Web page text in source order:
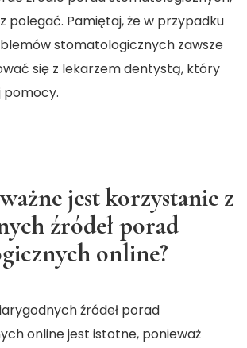
polegać. Pamiętaj, że w przypadku
stomatologicznych zawsze
się z lekarzem dentystą, który
pomocy.
jest korzystanie z
źródeł porad
online?
źródeł porad
online jest istotne, ponieważ